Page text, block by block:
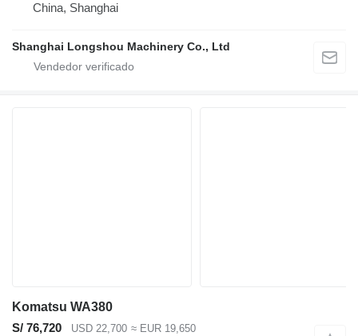
China, Shanghai
Shanghai Longshou Machinery Co., Ltd
Komatsu WA380
S/ 76,720
USD 22,700 ≈ EUR 19,650